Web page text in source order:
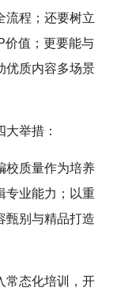
流程；还要树立
价值；更要能与
优质内容多场景
举措：
校质量作为培养
专业能力；以重
甄别与精品打造
常态化培训，开